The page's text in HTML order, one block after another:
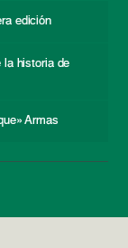
edición
la historia de
Armas